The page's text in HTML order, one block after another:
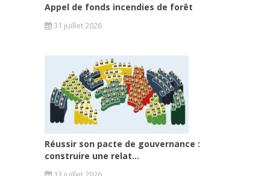
Appel de fonds incendies de forêt
31 juillet 2026
Réussir son pacte de gouvernance :
construire une relat...